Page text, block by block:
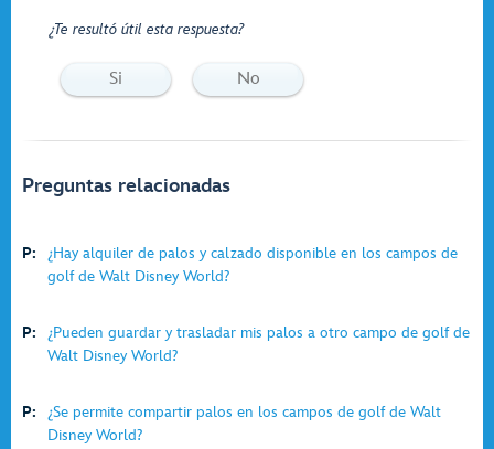
¿Te resultó útil esta respuesta?
Si No
Preguntas relacionadas
P:
¿Hay alquiler de palos y calzado disponible en los campos de
golf de Walt Disney World?
P:
¿Pueden guardar y trasladar mis palos a otro campo de golf de
Walt Disney World?
P:
¿Se permite compartir palos en los campos de golf de Walt
Disney World?